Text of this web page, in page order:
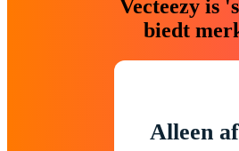
Vecteezy is
biedt
Alleen